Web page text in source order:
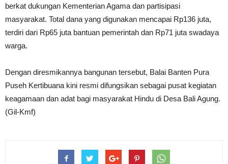
berkat dukungan Kementerian Agama dan partisipasi
masyarakat. Total dana yang digunakan mencapai Rp136 juta,
terdiri dari Rp65 juta bantuan pemerintah dan Rp71 juta swadaya
warga.
Dengan diresmikannya bangunan tersebut, Balai Banten Pura
Puseh Kertibuana kini resmi difungsikan sebagai pusat kegiatan
keagamaan dan adat bagi masyarakat Hindu di Desa Bali Agung.
(Gil-Kmf)